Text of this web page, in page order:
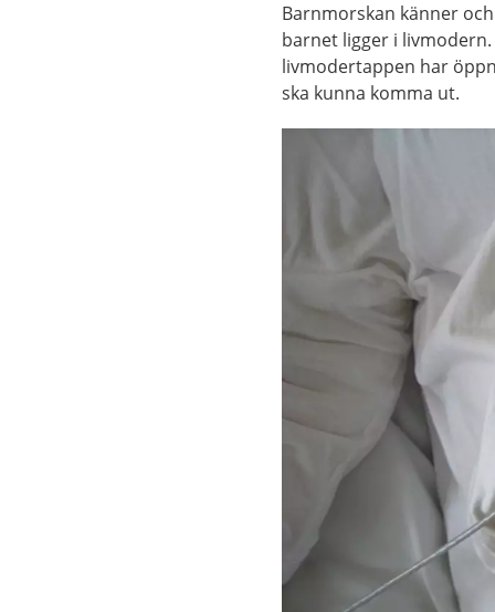
Barnmorskan känner
barnet ligger i
livmodertappen har
ska kunna komma ut.